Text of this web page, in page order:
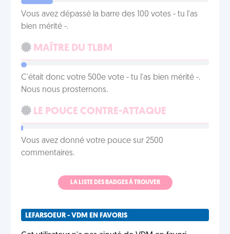
Vous avez dépassé la barre des 100 votes - tu l'as
bien mérité -.
MAÎTRE DU TLBM
C'était donc votre 500e vote - tu l'as bien mérité -.
Nous nous prosternons.
LE POUCE CONTRE-ATTAQUE
Vous avez donné votre pouce sur 2500
commentaires.
LA LISTE DES BADGES À TROUVER
LEFARSOEUR - VDM EN FAVORIS